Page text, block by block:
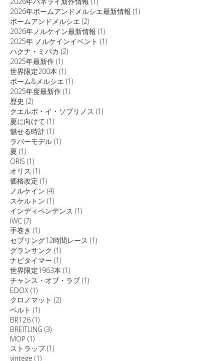
2026年ボームアンドメルシエ最新情報 (1)
ボームアンドメルシエ (2)
2026年ノルケイン最新情報 (1)
2025年 ノルケインイベント (1)
ハクナ・ミパカ (2)
2025年最新作 (1)
世界限定200本 (1)
ボーム&メルシエ (1)
2025年度最新作 (1)
歴史 (2)
クエルボ・イ・ソブリノス (1)
夏に向けて (1)
魅せる時計 (1)
ラバーモデル (1)
夏 (1)
ORIS (1)
オリス (1)
価格改定 (1)
ノルケイン (4)
スケルトン (1)
インディペンデンス (1)
IWC (7)
手巻き (1)
セブリング12時間レース (1)
グランサンク (1)
ナビタイマー (1)
世界限定1963本 (1)
チャンス・オブ・ラブ (1)
EDOX (1)
クロノマット (2)
ベルト (1)
BR126 (1)
BREITLING (3)
MOP (1)
ストラップ(1)
vintege (1)